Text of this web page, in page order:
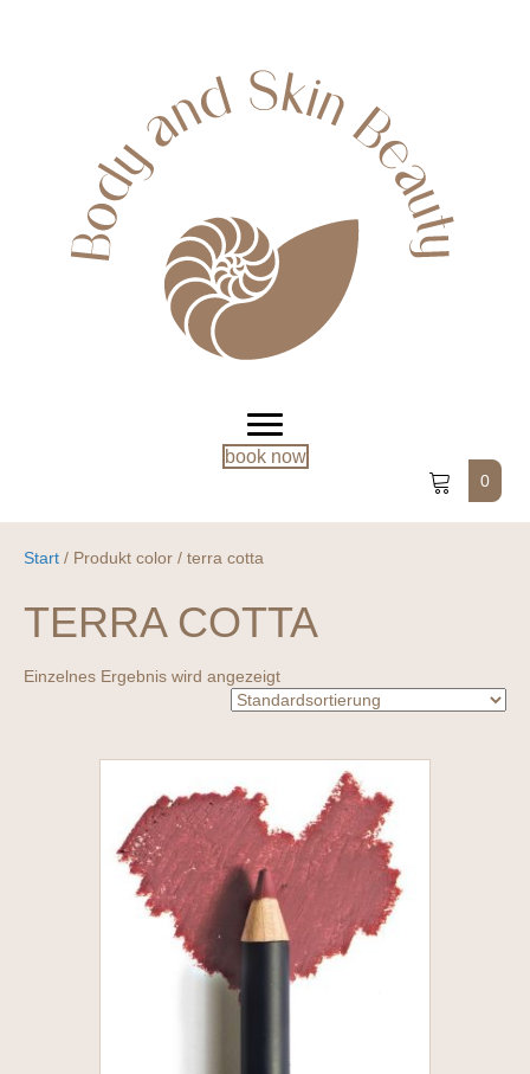
book now
0
Start / Produkt color / terra cotta
TERRA COTTA
Einzelnes Ergebnis wird angezeigt